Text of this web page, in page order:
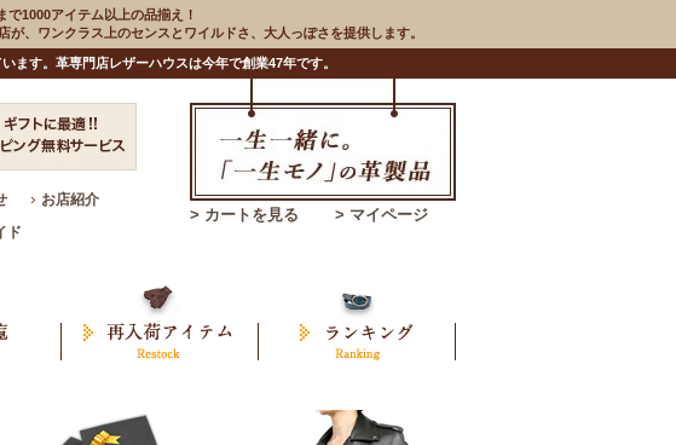
1000アイテム以上の品揃え！
、ワンクラス上のセンスとワイルドさ、大人っぽさを提供します。
ます。革専門店レザーハウスは今年で創業47年です。
お店紹介
ド
> カートを見る > マイページ